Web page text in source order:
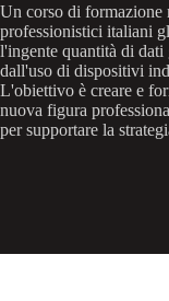
Un corso di formazione
professionistici italiani
l'ingente quantità di
dall'uso di dispositivi
L'obiettivo è creare e
nuova figura
per supportare la